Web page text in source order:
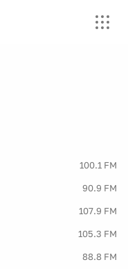
100.1 FM
90.9 FM
107.9 FM
105.3 FM
88.8 FM